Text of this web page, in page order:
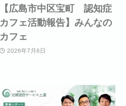
【広島市中区宝町 認知症
カフェ活動報告】みんなの
カフェ
2026年7月6日